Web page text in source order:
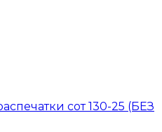
сот 130-25 (БЕЗ